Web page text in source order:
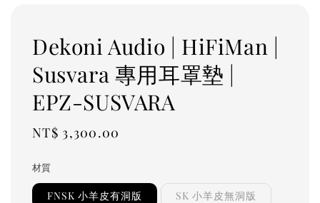
Dekoni Audio | HiFiMan |
Susvara 專用耳罩墊 |
EPZ-SUSVARA
Regular
NT$ 3,300.00
材質
FNSK 小羊皮有洞版 SK 小羊皮無洞版